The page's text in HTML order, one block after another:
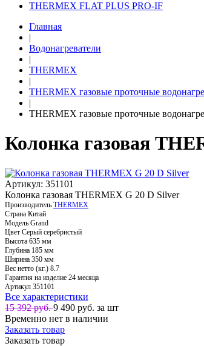
THERMEX FLAT PLUS PRO-IF
Главная
|
Водонагреватели
|
THERMEX
|
THERMEX газовые проточные
|
THERMEX газовые проточные
Колонка газовая
Артикул: 351101
Колонка газовая THERMEX G 20 D Silver
Производитель THERMEX
Страна Китай
Модель Grand
Цвет Серый серебристый
Высота 635 мм
Глубина 185 мм
Ширина 350 мм
Вес нетто (кг.) 8.7
Гарантия на изделие 24 месяца
Артикул 351101
Все характеристики
15 392 руб.9 490 руб. за шт
Временно нет в наличии
Заказать товар
Заказать товар